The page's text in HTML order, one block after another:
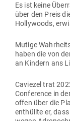
Es ist keine
über den Preis
Hol­ly­woods,
Mutige
haben die von
an Kindern ans
Caviezel trat
Con­fe­rence in
offen über die
ent­hüllte er,